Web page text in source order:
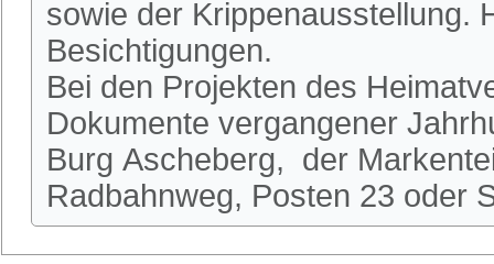
sowie der Krippenausstellung.
Besichtigungen.
Bei den Projekten des
Dokumente vergangener
Burg Ascheberg, der
Radbahnweg, Posten 23 oder